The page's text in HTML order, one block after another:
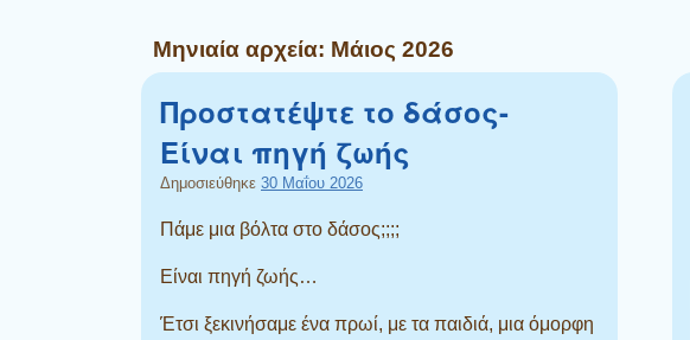
Μηνιαία αρχεία: Μάιος 2026
Προστατέψτε το δάσος-
Είναι πηγή ζωής
Δημοσιεύθηκε 30 Μαΐου 2026
Πάμε μια βόλτα στο δάσος;;;;
Είναι πηγή ζωής…
Έτσι ξεκινήσαμε ένα πρωί, με τα παιδιά, μια όμορφη